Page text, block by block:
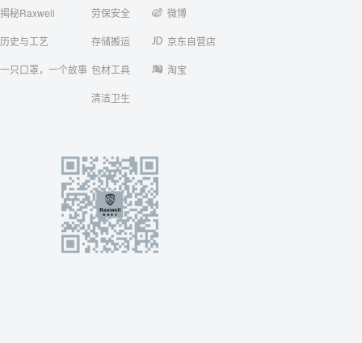
揭秘Raxwell
历史与工艺
一只口罩，一个故事
劳保安全
存储搬运
包材工具
清洁卫生
微博
京东自营店
淘宝